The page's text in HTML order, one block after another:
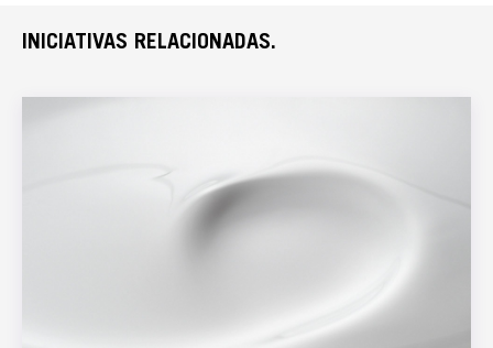
ESPAÑA RURAL
INICIATIVAS RELACIONADAS.